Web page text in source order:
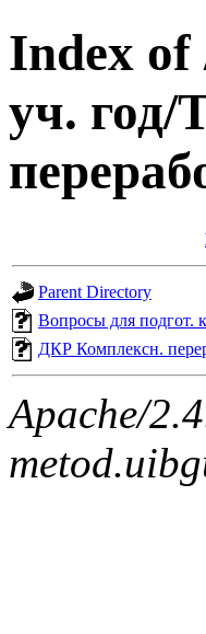
Index
уч. год/
Parent Directory
Вопросы для подгот.
ДКР Комплексн.
Apache/